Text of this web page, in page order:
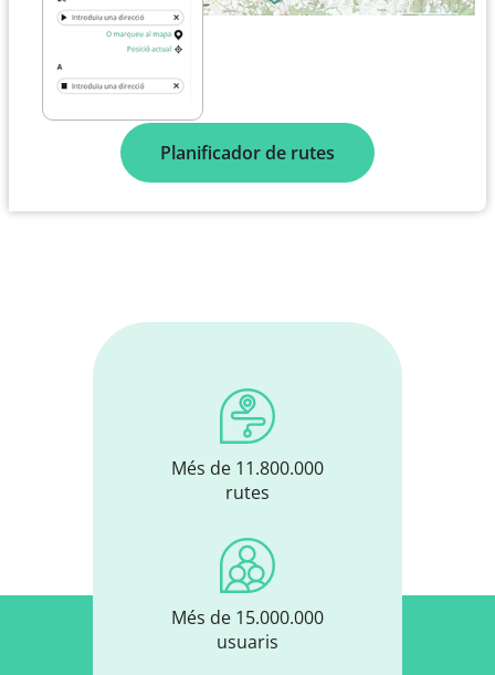
Planificador de rutes
Més de 11.800.000
rutes
Més de 15.000.000
usuaris